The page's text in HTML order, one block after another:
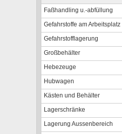
Faßhandling u.-abfüllung
Gefahrstoffe am Arbeitsplatz
Gefahrstofflagerung
Großbehälter
Hebezeuge
Hubwagen
Kästen und Behälter
Lagerschränke
Lagerung Aussenbereich